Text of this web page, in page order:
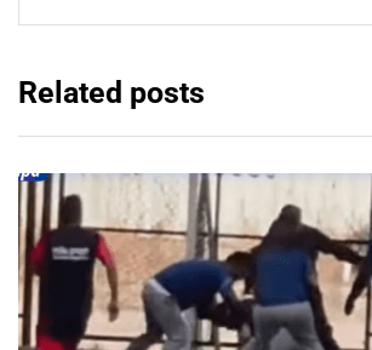
Related posts